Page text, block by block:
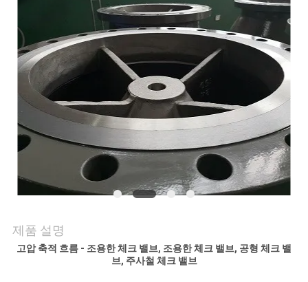
질
관
저
와
연
락
제품 설명
고압 축적 흐름 - 조용한 체크 밸브, 조용한 체크 밸브, 공형 체크 밸
브, 주사철 체크 밸브